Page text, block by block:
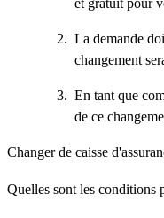
et gratuit pour
La demande
changement
En tant que
de ce
Changer de caisse
Quelles sont les conditions